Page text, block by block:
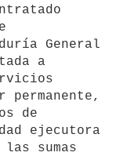
General
a
permanente,
de
ejecutora
sumas